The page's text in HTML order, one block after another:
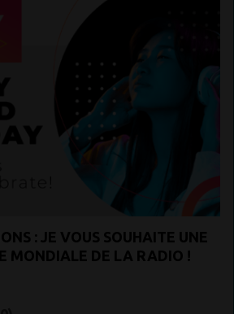
: JE VOUS SOUHAITE UNE
MONDIALE DE LA RADIO !